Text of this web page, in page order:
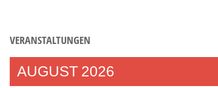
VERANSTALTUNGEN
AUGUST 2026